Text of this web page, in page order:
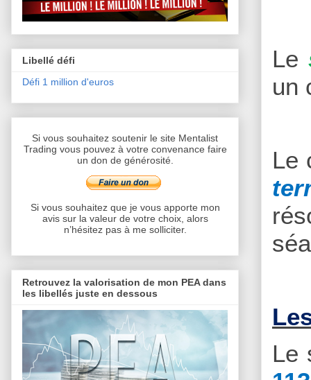
Le
un
Le
Le
Libellé défi
Défi 1 million d'euros
Si vous souhaitez soutenir le site Mentalist
Trading vous pouvez à votre convenance faire
un don de générosité.
Si vous souhaitez que je vous apporte mon
avis sur la valeur de votre choix, alors
n’hésitez pas à me solliciter.
Retrouvez la valorisation de mon PEA dans
les libellés juste en dessous